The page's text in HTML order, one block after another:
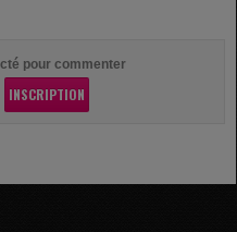
pour commenter
INSCRIPTION